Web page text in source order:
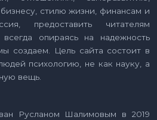
стилю жизни, финансам и
предоставить читателям
всегда опираясь на надежность
создаем. Цель сайта состоит в
психологию, не как науку, а
вещь.
Русланом Шалимовым в 2019